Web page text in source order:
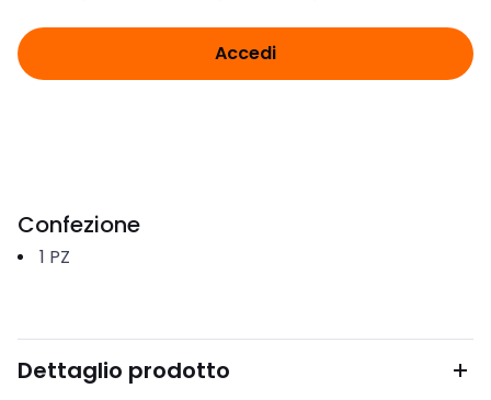
Accedi
Confezione
1 PZ
Dettaglio prodotto